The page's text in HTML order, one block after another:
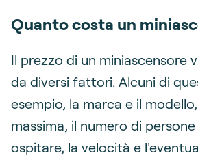
Quanto costa un
Il prezzo di un miniascensore
da diversi fattori. Alcuni di
esempio, la marca e il
massima, il numero di
ospitare, la velocità e